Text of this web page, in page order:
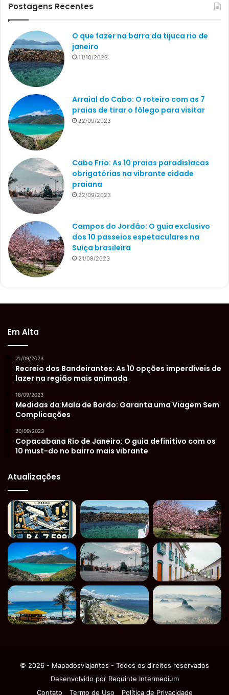
Postagens Recentes
O que fazer na barra da tijuca rio de
janeiro
11/10/2023
Arraial do Cabo: O roteiro com as 7
praias de tirar o fôlego para visitar
22/09/2023
Cabo Frio: As 10 praias paradisíacas
obrigatórias na vibrante cidade
praiana
22/09/2023
Campos do Jordão: O guia exclusivo
dos 10 passeios espetaculares na
Suíça brasileira
21/09/2023
Em Alta
21/09/2023
Recreio dos Bandeirantes: As 10 opções imperdíveis de
lazer na região mais animada
18/09/2023
Medidas da Mala de Bordo: Garanta uma Viagem Sem
Complicações
20/09/2023
Copacabana Rio de Janeiro: O guia definitivo com os
10 must-do no bairro mais vibrante
Atualizações
© 2026 - Mapadosviajantes - Todos os direitos reservados
Desenvolvido por Requinte Intermedium
Contato
Termo de Uso Política de Privacidade